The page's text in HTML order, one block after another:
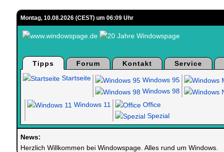
Montag, 10.08.2026 (CEST) um 06:09 Uhr
Tipps Forum Kontakt Service
Startseite
Windows 95
Windows 98
Windows 11
Office
Spezial
News:
Herzlich Willkommen bei Windowspage. Alles rund um Windows.